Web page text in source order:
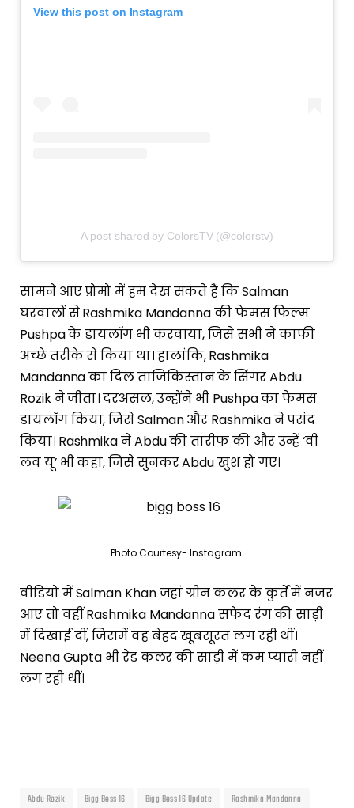
View this post on Instagram
A post shared by ColorsTV (@colorstv)
सामने आए प्रोमो में हम देख सकते हैं कि Salman
घरवालों से Rashmika Mandanna की फेमस फिल्म
Pushpa के डायलॉग भी करवाया, जिसे सभी ने काफी
अच्छे तरीके से किया था। हालांकि, Rashmika
Mandanna का दिल ताजिकिस्तान के सिंगर Abdu
Rozik ने जीता। दरअसल, उन्होंने भी Pushpa का फेमस
डायलॉग किया, जिसे Salman और Rashmika ने पसंद
किया। Rashmika ने Abdu की तारीफ की और उन्हें ‘वी
लव यू’ भी कहा, जिसे सुनकर Abdu खुश हो गए।
Photo Courtesy- Instagram.
वीडियो में Salman Khan जहां ग्रीन कलर के कुर्ते में नजर
आए तो वहीं Rashmika Mandanna सफेद रंग की साड़ी
में दिखाई दीं, जिसमें वह बेहद खूबसूरत लग रही थीं।
Neena Gupta भी रेड कलर की साड़ी में कम प्यारी नहीं
लग रही थीं।
Abdu Rozik Bigg Boss 16 Bigg Boss 16 Update Rashmika Mandanna